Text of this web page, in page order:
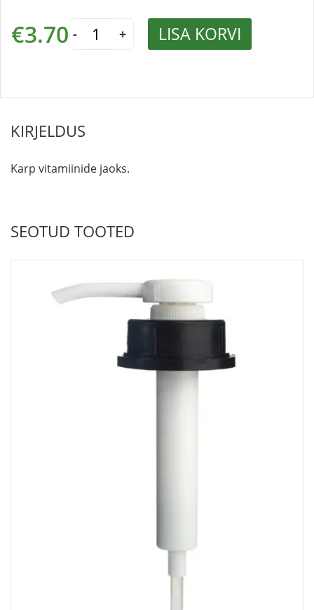
€3.70 -
Vitamiinikarp
kogus + LISA KORVI
KIRJELDUS
Karp vitamiinide jaoks.
SEOTUD TOOTED